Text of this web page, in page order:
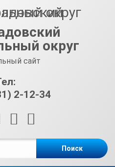
округ
сайт
2-12-34
E-mailВКонтакте